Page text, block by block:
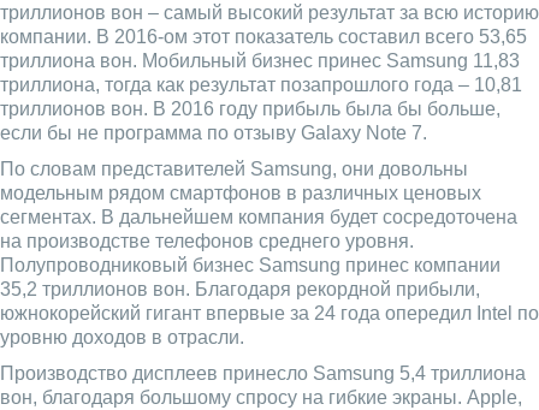
триллионов вон – самый высокий результат за всю историю
компании. В 2016-ом этот показатель составил всего 53,65
триллиона вон. Мобильный бизнес принес Samsung 11,83
триллиона, тогда как результат позапрошлого года – 10,81
триллионов вон. В 2016 году прибыль была бы больше,
если бы не программа по отзыву Galaxy Note 7.
По словам представителей Samsung, они довольны
модельным рядом смартфонов в различных ценовых
сегментах. В дальнейшем компания будет сосредоточена
на производстве телефонов среднего уровня.
Полупроводниковый бизнес Samsung принес компании
35,2 триллионов вон. Благодаря рекордной прибыли,
южнокорейский гигант впервые за 24 года опередил Intel по
уровню доходов в отрасли.
Производство дисплеев принесло Samsung 5,4 триллиона
вон, благодаря большому спросу на гибкие экраны. Apple,